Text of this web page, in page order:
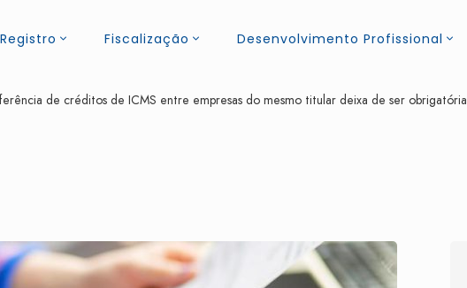
Registro Fiscalização Desenvolvimento Profissional
de créditos de ICMS entre empresas do mesmo titular deixa de ser obrigatória